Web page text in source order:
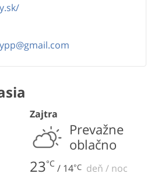
Zajtra
Prevažne
oblačno
23°C / 14°C deň / noc